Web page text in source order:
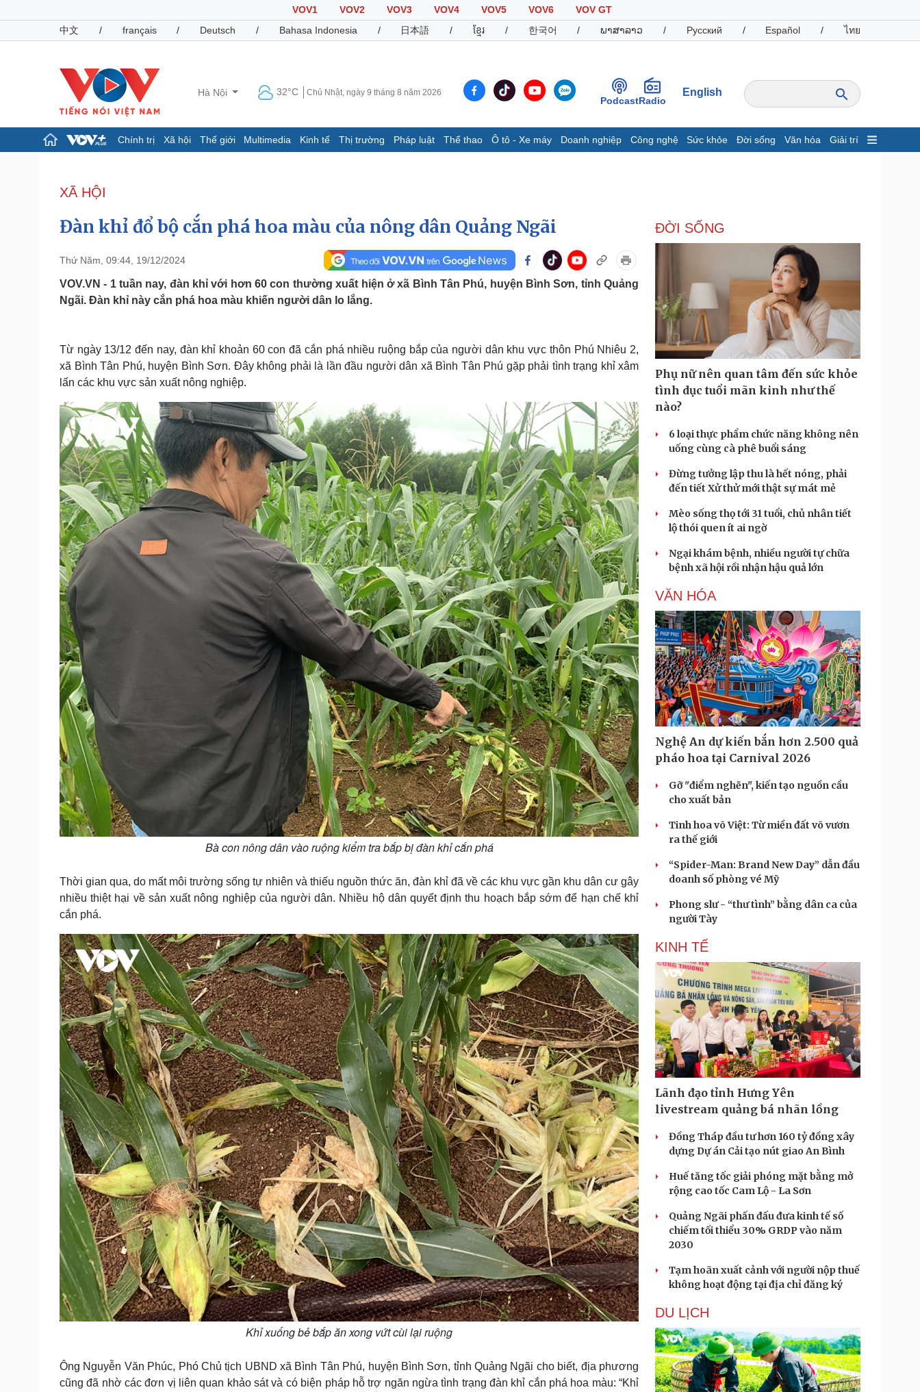
VOV1 VOV2 VOV3 VOV4 VOV5 VOV6
VOV GT
中文
/ français / Deutsch / Bahasa Indonesia / 日本語 / ខ្មែរ / 한국어 / ພາສາລາວ / Русский / Español / ไทย
Hà Nội 32°C Chủ Nhật, ngày 9 tháng 8 năm 2026
PodcastRadio
English
Chính trị Xã hội Thế giới Multimedia Kinh tế Thị trường Pháp luật Thể thao Ô tô - Xe máy Doanh nghiệp Công nghệ Sức khỏe Đời sống Văn hóa Giải trí
Đảng
Tổ chức nhân sự
Nhận diện sự thật
Dấu ấn VOV
Hồ sơ
E-Magazine
Infographic
Giá cà phê
Pháp luật
Vụ án
Quân sự - Quốc phòng
Vũ khí
Thể thao
Bóng đá
eSports
Ô tô - Xe máy
Doanh nghiệp
Thông tin doanh nghiệp
Doanh nghiệp 24h
Vì cộng đồng
Công nghệ
Sành điệu
Tin Công nghệ
Trải nghiệm
Chuyển đổi số
Sức khỏe
Cây thuốc
Sản phụ khoa
Nhi khoa
Nam khoa
Làm đẹp - giảm cân
Phòng mạch online
Ăn sạch sống khỏe
Đời sống
Blog
Tình yêu - Gia đình
Văn học
Âm nhạc
Di sản
Thời trang
Sao Việt
Săn Tour
check-in
Podcast
Cửa sổ tình yêu
Kể chuyện cho bé
Hạt giống tâm hồn
Cải chính
XÃ HỘI
Đàn khỉ đổ bộ cắn phá hoa màu của nông dân Quảng Ngãi
Thứ Năm, 09:44, 19/12/2024
VOV.VN - 1 tuần nay, đàn khỉ với hơn 60 con thường xuất hiện ở xã Bình Tân Phú, huyện Bình Sơn, tỉnh Quảng
Ngãi. Đàn khỉ này cắn phá hoa màu khiến người dân lo lắng.
Từ ngày 13/12 đến nay, đàn khỉ khoản 60 con đã cắn phá nhiều ruộng bắp của người dân khu vực thôn Phú Nhiêu 2,
xã Bình Tân Phú, huyện Bình Sơn. Đây không phải là lần đầu người dân xã Bình Tân Phú gặp phải tình trạng khỉ xâm
lấn các khu vực sản xuất nông nghiệp.
Bà con nông dân vào ruộng kiểm tra bắp bị đàn khỉ cắn phá
Thời gian qua, do mất môi trường sống tự nhiên và thiếu nguồn thức ăn, đàn khỉ đã về các khu vực gần khu dân cư gây
nhiều thiệt hại về sản xuất nông nghiệp của người dân. Nhiều hộ dân quyết định thu hoạch bắp sớm để hạn chế khỉ
cắn phá.
Khỉ xuống bẻ bắp ăn xong vứt cùi lại ruộng
Ông Nguyễn Văn Phúc, Phó Chủ tịch UBND xã Bình Tân Phú, huyện Bình Sơn, tỉnh Quảng Ngãi cho biết, địa phương
cũng đã nhờ các đơn vị liên quan khảo sát và có biện pháp hỗ trợ ngăn ngừa tình trạng đàn khỉ cắn phá hoa màu: “Khỉ
ĐỜI SỐNG
Phụ nữ nên quan tâm đến sức khỏe
tình dục tuổi mãn kinh như thế
nào?
6 loại thực phẩm chức năng không nên
uống cùng cà phê buổi sáng
Đừng tưởng lập thu là hết nóng, phải
đến tiết Xử thử mới thật sự mát mẻ
Mèo sống thọ tới 31 tuổi, chủ nhân tiết
lộ thói quen ít ai ngờ
Ngại khám bệnh, nhiều người tự chữa
bệnh xã hội rồi nhận hậu quả lớn
VĂN HÓA
Nghệ An dự kiến bắn hơn 2.500 quả
pháo hoa tại Carnival 2026
Gỡ "điểm nghẽn", kiến tạo nguồn cầu
cho xuất bản
Tinh hoa võ Việt: Từ miền đất võ vươn
ra thế giới
“Spider-Man: Brand New Day” dẫn đầu
doanh số phòng vé Mỹ
Phong slư - “thư tình” bằng dân ca của
người Tày
KINH TẾ
Lãnh đạo tỉnh Hưng Yên
livestream quảng bá nhãn lồng
Đồng Tháp đầu tư hơn 160 tỷ đồng xây
dựng Dự án Cải tạo nút giao An Bình
Huế tăng tốc giải phóng mặt bằng mở
rộng cao tốc Cam Lộ - La Sơn
Quảng Ngãi phấn đấu đưa kinh tế số
chiếm tối thiểu 30% GRDP vào năm
2030
Tạm hoãn xuất cảnh với người nộp thuế
không hoạt động tại địa chỉ đăng ký
DU LỊCH